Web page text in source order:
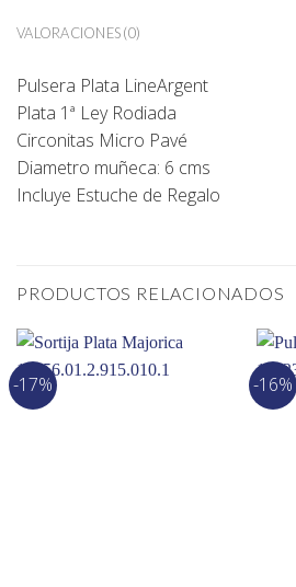
VALORACIONES (0)
Pulsera Plata LineArgent
Plata 1ª Ley Rodiada
Circonitas Micro Pavé
Diametro muñeca: 6 cms
Incluye Estuche de Regalo
PRODUCTOS RELACIONADOS
-17% -16%